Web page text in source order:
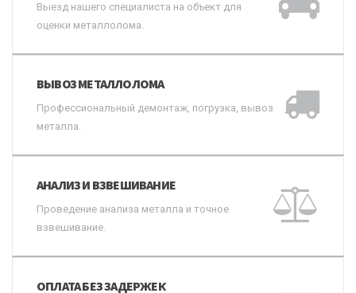
Выезд нашего специалиста на объект для
оценки металлолома.
ВЫВОЗ МЕТАЛЛОЛОМА
Профессиональный демонтаж, погрузка, вывоз
металла.
АНАЛИЗ И ВЗВЕШИВАНИЕ
Проведение анализа металла и точное
взвешивание.
ОПЛАТА БЕЗ ЗАДЕРЖЕК